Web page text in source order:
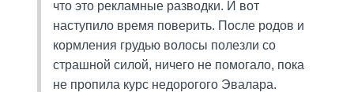
что это рекламные разводки. И вот
наступило время поверить. После родов и
кормления грудью волосы полезли со
страшной силой, ничего не помогало, пока
не пропила курс недорогого Эвалара.